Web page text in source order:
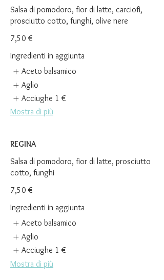
Salsa di pomodoro, fior di latte, carciofi,
prosciutto cotto, funghi, olive nere
7,50 €
Ingredienti in aggiunta
Aceto balsamico
Aglio
Acciughe 1 €
Mostra di più
REGINA
Salsa di pomodoro, fior di latte, prosciutto
cotto, funghi
7,50 €
Ingredienti in aggiunta
Aceto balsamico
Aglio
Acciughe 1 €
Mostra di più